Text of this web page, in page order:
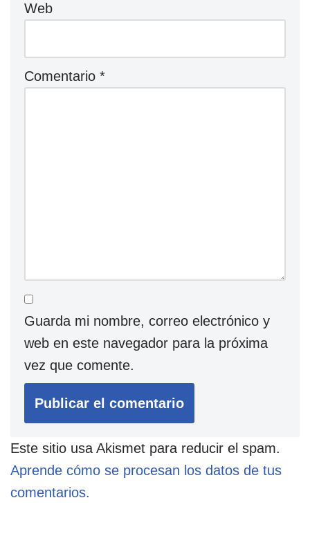
Web
Comentario *
Guarda mi nombre, correo electrónico y
web en este navegador para la próxima
vez que comente.
Este sitio usa Akismet para reducir el spam.
Aprende cómo se procesan los datos de tus
comentarios.